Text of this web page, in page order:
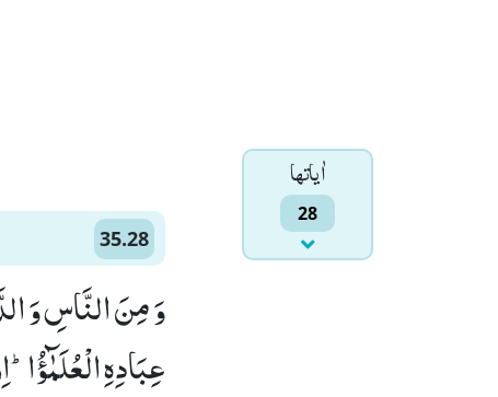
اٰياتها
28
35.28
وَ مِنَ النَّاسِ وَ
عِبَادِهِ الْعُلَمٰٓؤُاؕ-